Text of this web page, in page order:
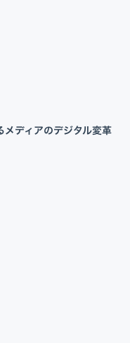
ディアのデジタル変革